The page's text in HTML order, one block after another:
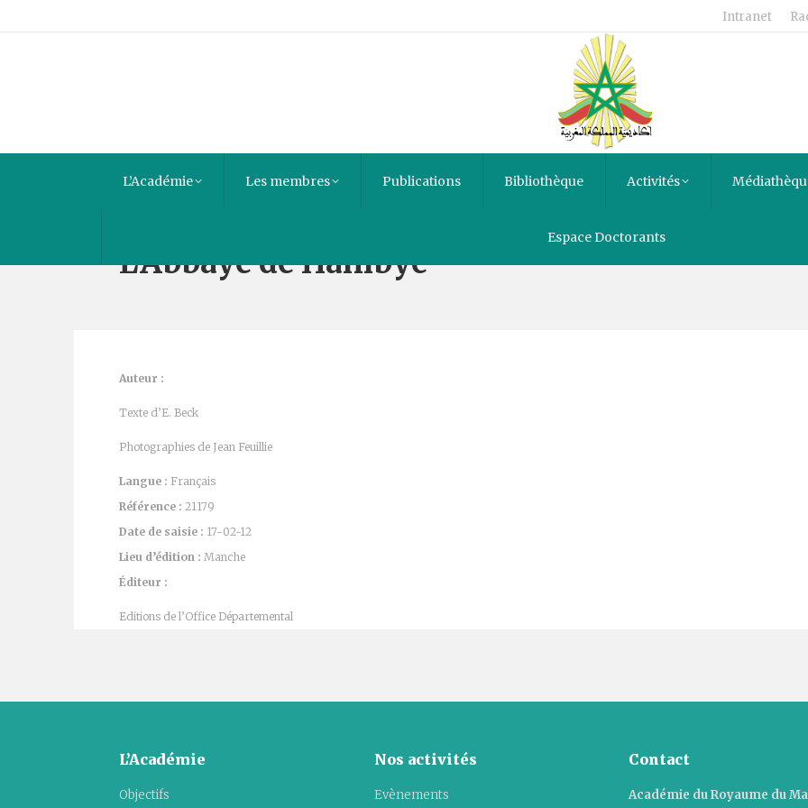
Intranet
L’Académie Les membres Publications Bibliothèque Activités
Espace Doctorants
L’Abbaye de Hambye
Auteur :
Texte d’E. Beck
Photographies de Jean Feuillie
Langue : Français
Référence : 21179
Date de saisie : 17-02-12
Lieu d’édition : Manche
Éditeur :
Editions de l’Office Départemental
L’Académie
Objectifs
Nos activités
Evènements
Contact
Académie du Royaume du